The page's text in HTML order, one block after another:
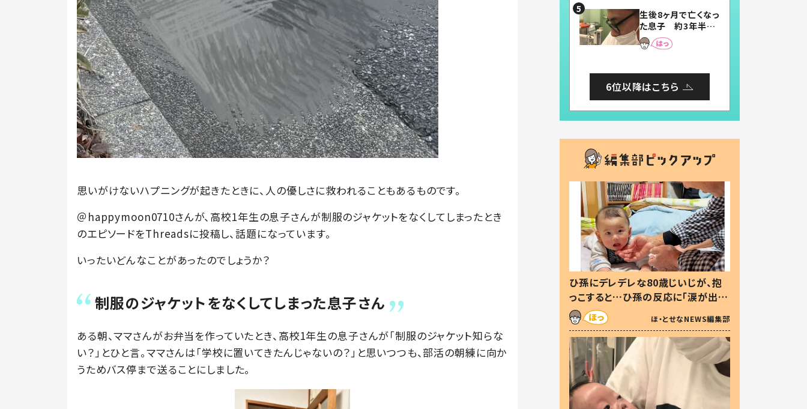
思いがけないハプニングが起きたときに、人の優しさに救われることもあるものです。
＠happymoon0710さんが、高校1年生の息子さんが制服のジャケットをなくしてしまったとき
のエピソードをThreadsに投稿し、話題になっています。
いったいどんなことがあったのでしょうか？
制服のジャケットをなくしてしまった息子さん
ある朝、ママさんがお弁当を作っていたとき、高校1年生の息子さんが「制服のジャケット知らな
い？」とひと言。ママさんは「学校に置いてきたんじゃないの？」と思いつつも、部活の朝練に向か
うためバス停まで送ることにしました。
まらない」「幸せにな
れる」
生後8ヶ月で亡くなっ
た息子 約3年半
後、当時の妻の日記
に書いてあった本音
6位以降はこちら
ひ孫にデレデレな80歳じいじが、抱
っこすると…ひ孫の反応に「涙が出ま
した」「可愛くて仕方ない」
ほ・とせなNEWS編集部